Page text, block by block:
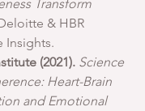
Transform
& HBR
Insights.
(2021). Science
Heart-Brain
and Emotional